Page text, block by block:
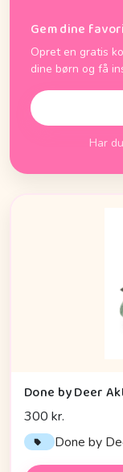
Gem dine
Opret en gratis
dine børn og få
Har
Done by Deer
300 kr.
Done by